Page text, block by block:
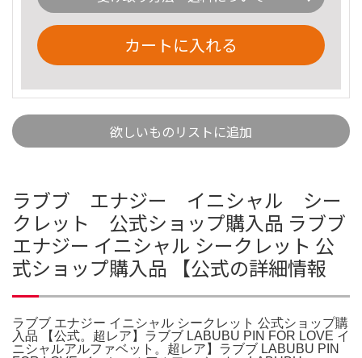
カートに入れる
欲しいものリストに追加
ラブブ エナジー イニシャル シー
クレット 公式ショップ購入品 ラブブ
エナジー イニシャル シークレット 公
式ショップ購入品 【公式の詳細情報
ラブブ エナジー イニシャル シークレット 公式ショップ購
入品 【公式。超レア】ラブブ LABUBU PIN FOR LOVE イ
ニシャルアルファベット。超レア】ラブブ LABUBU PIN